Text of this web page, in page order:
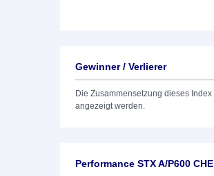
Gewinner / Verlierer
Die Zusammensetzung dieses
angezeigt werden.
Performance STX A/P600